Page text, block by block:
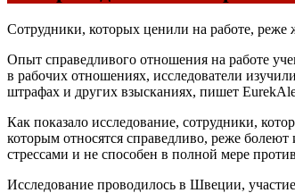
Сотрудники, которых ценили на работе, реже
Опыт справедливого отношения на работе
в рабочих отношениях, исследователи
штрафах и других взысканиях, пишет
Как показало исследование, сотрудники,
которым относятся справедливо, реже
стрессами и не способен в полной мере
Исследование проводилось в Швеции,